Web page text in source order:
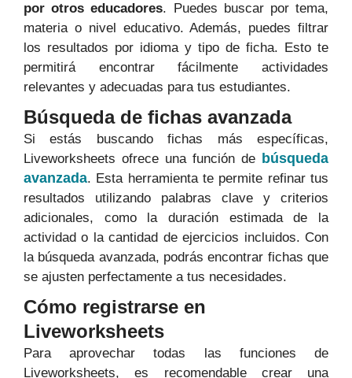
por otros educadores. Puedes buscar por tema,
materia o nivel educativo. Además, puedes filtrar
los resultados por idioma y tipo de ficha. Esto te
permitirá encontrar fácilmente actividades
relevantes y adecuadas para tus estudiantes.
Búsqueda de fichas avanzada
Si estás buscando fichas más específicas,
Liveworksheets ofrece una función de búsqueda
avanzada. Esta herramienta te permite refinar tus
resultados utilizando palabras clave y criterios
adicionales, como la duración estimada de la
actividad o la cantidad de ejercicios incluidos. Con
la búsqueda avanzada, podrás encontrar fichas que
se ajusten perfectamente a tus necesidades.
Cómo registrarse en
Liveworksheets
Para aprovechar todas las funciones de
Liveworksheets, es recomendable crear una